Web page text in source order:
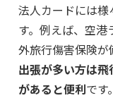
法人カードには様
す。例えば、空
外旅行傷害保険が
出張が多い方は
があると便利です。